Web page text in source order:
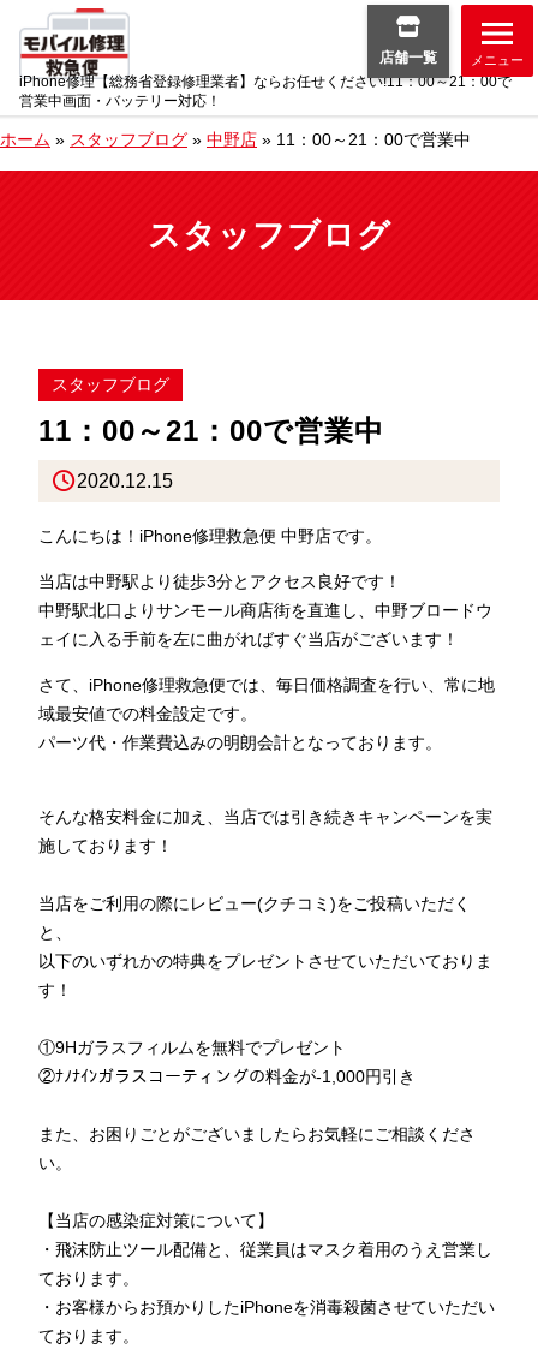
iPhone修理【総務省登録修理業者】ならお任せください!11：00～21：00で
営業中画面・バッテリー対応！
店舗一覧 メニュー
ホーム » スタッフブログ » 中野店 » 11：00～21：00で営業中
スタッフブログ
スタッフブログ
11：00～21：00で営業中
2020.12.15
こんにちは！iPhone修理救急便 中野店です。
当店は中野駅より徒歩3分とアクセス良好です！
中野駅北口よりサンモール商店街を直進し、中野ブロードウ
ェイに入る手前を左に曲がればすぐ当店がございます！
さて、iPhone修理救急便では、毎日価格調査を行い、常に地
域最安値での料金設定です。
パーツ代・作業費込みの明朗会計となっております。
そんな格安料金に加え、当店では引き続きキャンペーンを実
施しております！
当店をご利用の際にレビュー(クチコミ)をご投稿いただく
と、
以下のいずれかの特典をプレゼントさせていただいておりま
す！
①9Hガラスフィルムを無料でプレゼント
②ﾅﾉﾅｲﾝガラスコーティングの料金が-1,000円引き
また、お困りごとがございましたらお気軽にご相談くださ
い。
【当店の感染症対策について】
・飛沫防止ツール配備と、従業員はマスク着用のうえ営業し
ております。
・ お客様からお預かりしたiPhoneを消毒殺菌させていただい
ております。